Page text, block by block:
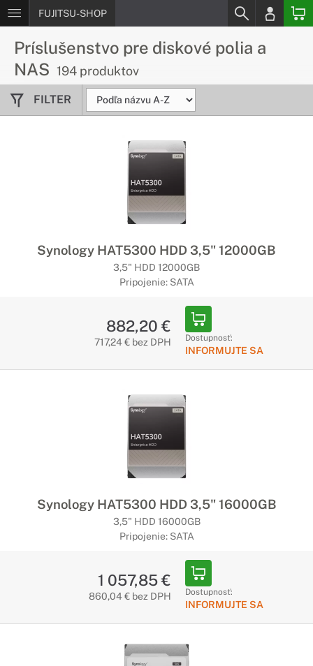
FUJITSU-SHOP
Príslušenstvo pre diskové polia a
NAS 194 produktov
FILTER
Synology HAT5300 HDD 3,5" 12000GB
3,5" HDD 12000GB
Pripojenie: SATA
882,20 €
717,24 € bez DPH Dostupnosť:
INFORMUJTE SA
Synology HAT5300 HDD 3,5" 16000GB
3,5" HDD 16000GB
Pripojenie: SATA
1 057,85 €
860,04 € bez DPH Dostupnosť:
INFORMUJTE SA